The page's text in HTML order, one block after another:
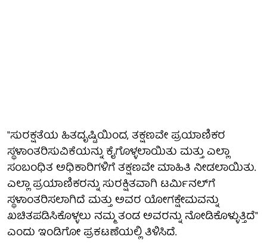
"ಸುರಕ್ಷತೆಯ ಹಿತದೃಷ್ಟಿಯಿಂದ, ತಕ್ಷಣವೇ ಪ್ರಯಾಣಿಕರ
ಸ್ಥಳಾಂತರಿಸುವಿಕೆಯನ್ನು ಕೈಗೊಳ್ಳಲಾಯಿತು ಮತ್ತು ಎಲ್ಲಾ
ಸಂಬಂಧಿತ ಅಧಿಕಾರಿಗಳಿಗೆ ತಕ್ಷಣವೇ ಮಾಹಿತಿ ನೀಡಲಾಯಿತು.
ಎಲ್ಲಾ ಪ್ರಯಾಣಿಕರನ್ನು ಸುರಕ್ಷಿತವಾಗಿ ಟರ್ಮಿನಲ್‌ಗೆ
ಸ್ಥಳಾಂತರಿಸಲಾಗಿದೆ ಮತ್ತು ಅವರ ಯೋಗಕ್ಷೇಮವನ್ನು
ಖಚಿತಪಡಿಸಿಕೊಳ್ಳಲು ನಮ್ಮ ತಂಡ ಅವರನ್ನು ನೋಡಿಕೊಳ್ಳುತ್ತಿದೆ"
ಎಂದು ಇಂಡಿಗೋ ಪ್ರಕಟಣೆಯಲ್ಲಿ ತಿಳಿಸಿದೆ.